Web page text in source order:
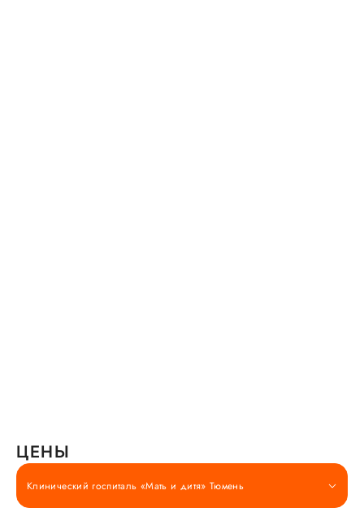
ЦЕНЫ
Клинический госпиталь «Мать и дитя» Тюмень